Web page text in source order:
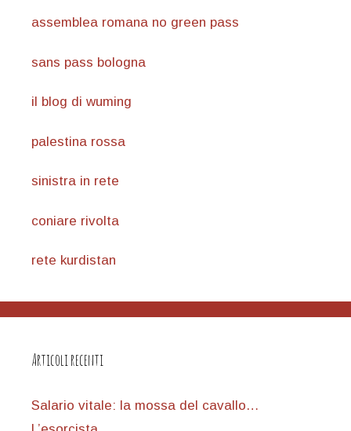
assemblea romana no green pass
sans pass bologna
il blog di wuming
palestina rossa
sinistra in rete
coniare rivolta
rete kurdistan
Articoli recenti
Salario vitale: la mossa del cavallo…